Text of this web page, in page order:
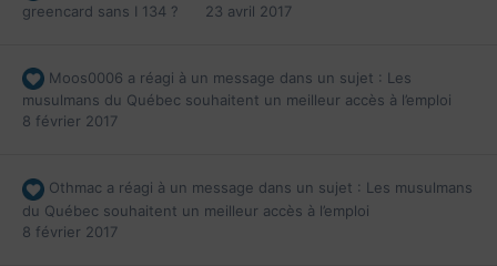
greencard sans I 134 ?
23 avril 2017
Moos0006 a réagi à un message dans un sujet : Les
musulmans du Québec souhaitent un meilleur accès à l’emploi
8 février 2017
Othmac a réagi à un message dans un sujet : Les musulmans
du Québec souhaitent un meilleur accès à l’emploi
8 février 2017